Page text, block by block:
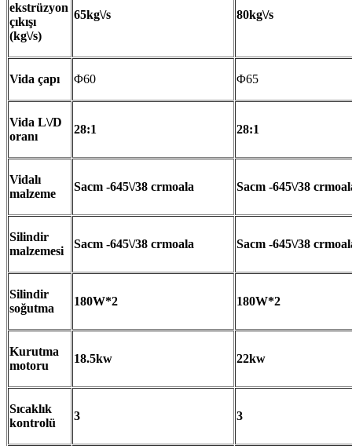
ekstrüzyon
çıkışı
(kg\/s)
65kg\/s 80kg\/s
Vida çapı Φ60 Φ65
Vida L\/D
oranı
28:1 28:1
Vidalı
malzeme
Sacm -645\/38 crmoala Sacm -645\/38
Silindir
malzemesi
Sacm -645\/38 crmoala Sacm -645\/38
Silindir
soğutma
180W*2 180W*2
Kurutma
motoru
18.5kw 22kw
Sıcaklık
kontrolü
3 3